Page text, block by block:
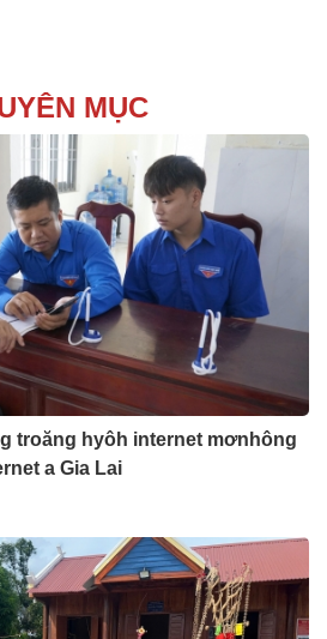
MỤC
troăng hyôh internet mơnhông
a Gia Lai